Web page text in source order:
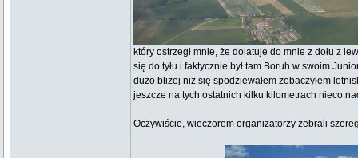
który ostrzegł mnie, że dolatuje do mnie z dołu z
się do tyłu i faktycznie był tam Boruh w swoim
dużo bliżej niż się spodziewałem zobaczyłem
jeszcze na tych ostatnich kilku kilometrach nieco
Oczywiście, wieczorem organizatorzy zebrali